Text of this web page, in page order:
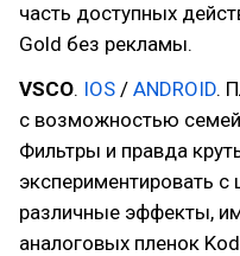
часть доступных
Gold без рекламы.
VSCO. IOS / ANDROID.
с возможностью
Фильтры и правда
экспериментировать с
различные эффекты,
аналоговых пленок